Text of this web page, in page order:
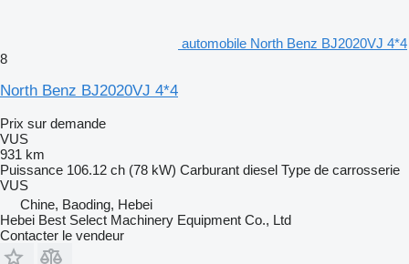
automobile North Benz BJ2020VJ 4*4
8
North Benz BJ2020VJ 4*4
Prix sur demande
VUS
931 km
Puissance 106.12 ch (78 kW) Carburant diesel Type de carrosserie
VUS
Chine, Baoding, Hebei
Hebei Best Select Machinery Equipment Co., Ltd
Contacter le vendeur